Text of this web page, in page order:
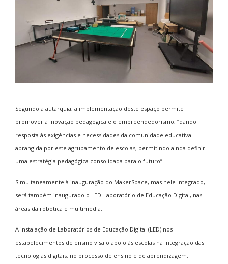
Segundo a autarquia, a implementação deste espaço permite
promover a inovação pedagógica e o empreendedorismo, “dando
resposta às exigências e necessidades da comunidade educativa
abrangida por este agrupamento de escolas, permitindo ainda definir
uma estratégia pedagógica consolidada para o futuro”.
Simultaneamente à inauguração do MakerSpace, mas nele integrado,
será também inaugurado o LED-Laboratório de Educação Digital, nas
áreas da robótica e multimédia.
A instalação de Laboratórios de Educação Digital (LED) nos
estabelecimentos de ensino visa o apoio às escolas na integração das
tecnologias digitais, no processo de ensino e de aprendizagem.